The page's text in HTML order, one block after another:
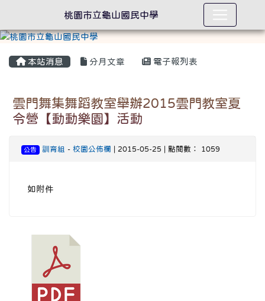
本站消息 分月文章 電子報列表
雲門舞集舞蹈教室舉辦2015雲門教室夏
令營【動動樂園】活動
公告 訓育組 - 校園公佈欄 | 2015-05-25 | 點閱數： 1059
如附件
桃園市立龜山國民中學